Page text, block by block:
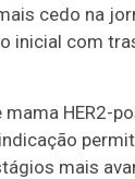
cedo na
inicial com
HER2-
mais